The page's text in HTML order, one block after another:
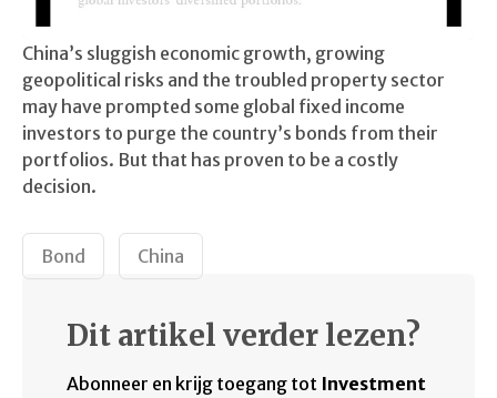
China’s sluggish economic growth, growing
geopolitical risks and the troubled property sector
may have prompted some global fixed income
investors to purge the country’s bonds from their
portfolios. But that has proven to be a costly
decision.
Bond China
Dit artikel verder lezen?
Abonneer en krijg toegang tot Investment